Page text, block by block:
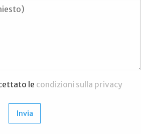
le condizioni sulla privacy